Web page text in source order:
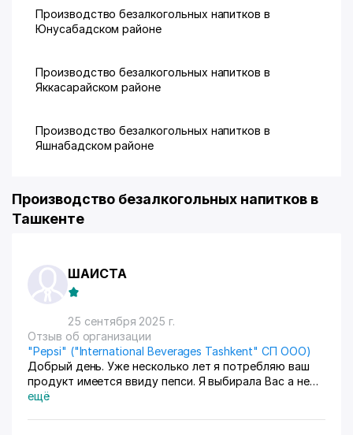
Производство безалкогольных напитков в
Юнусабадском районе
Производство безалкогольных напитков в
Яккасарайском районе
Производство безалкогольных напитков в
Яшнабадском районе
Производство безалкогольных напитков в
Ташкенте
ШАИСТА
25 сентября 2025 г.
Отзыв об организации
"Pepsi" ("International Beverages Tashkent" СП ООО)
Добрый день. Уже несколько лет я потребляю ваш
продукт имеется ввиду пепси. Я выбирала Вас а не
Кока колу. Но в последнее время то что я
ещё